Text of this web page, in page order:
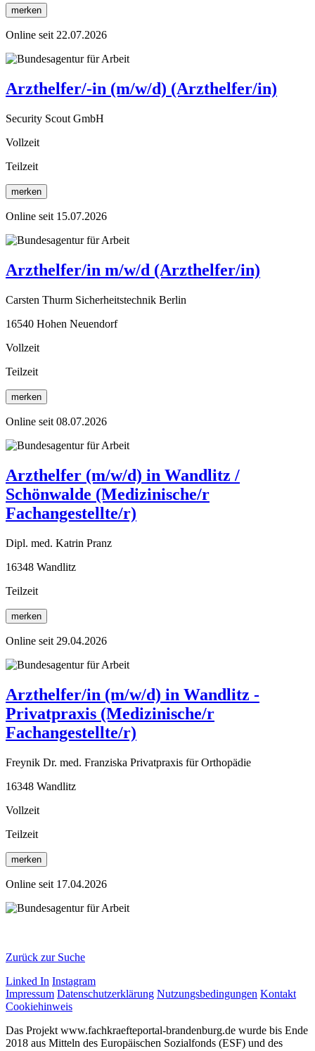
merken
Online seit 22.07.2026
Arzthelfer/-in (m/w/d) (Arzthelfer/in)
Security Scout GmbH
Vollzeit
Teilzeit
merken
Online seit 15.07.2026
Arzthelfer/in m/w/d (Arzthelfer/in)
Carsten Thurm Sicherheitstechnik Berlin
16540 Hohen Neuendorf
Vollzeit
Teilzeit
merken
Online seit 08.07.2026
Arzthelfer (m/w/d) in Wandlitz /
Schönwalde (Medizinische/r
Fachangestellte/r)
Dipl. med. Katrin Pranz
16348 Wandlitz
Teilzeit
merken
Online seit 29.04.2026
Arzthelfer/in (m/w/d) in Wandlitz -
Privatpraxis (Medizinische/r
Fachangestellte/r)
Freynik Dr. med. Franziska Privatpraxis für Orthopädie
16348 Wandlitz
Vollzeit
Teilzeit
merken
Online seit 17.04.2026
Zurück zur Suche
Linked In Instagram
Impressum Datenschutzerklärung Nutzungsbedingungen Kontakt
Cookiehinweis
Das Projekt www.fachkraefteportal-brandenburg.de wurde bis Ende
2018 aus Mitteln des Europäischen Sozialfonds (ESF) und des